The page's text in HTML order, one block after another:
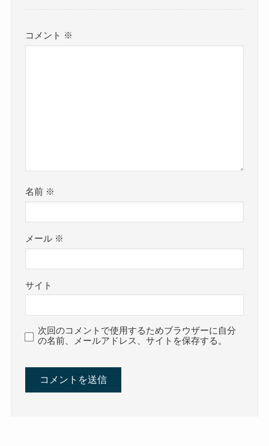
コメント ※
名前 ※
メール ※
サイト
次回のコメントで使用するためブラウザーに自分
の名前、メールアドレス、サイトを保存する。